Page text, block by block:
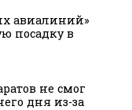
авиалиний»
посадку в
не смог
дня из-за